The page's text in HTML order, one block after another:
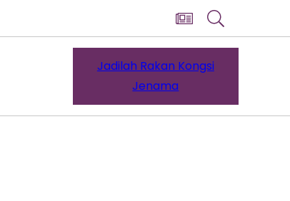
Jadilah Rakan Kongsi
Jenama